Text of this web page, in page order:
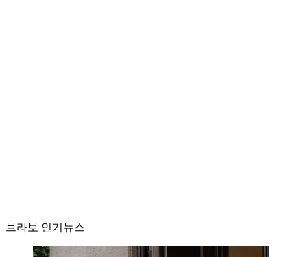
브라보 인기뉴스